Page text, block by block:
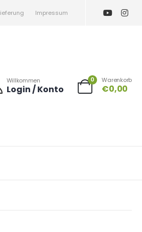
Impressum
Willkommen
Login / Konto
0 Warenkorb
€0,00